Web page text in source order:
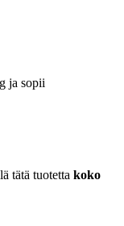
ja sopii
tätä tuotetta koko